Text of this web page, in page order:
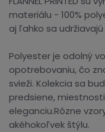
materiálu - 100%
aj ľahko sa
Polyester je odolný
opotrebovaniu, čo
svieži. Kolekcia sa
predsiene,
eleganciu.Rôzne
akéhokoľvek štýlu.